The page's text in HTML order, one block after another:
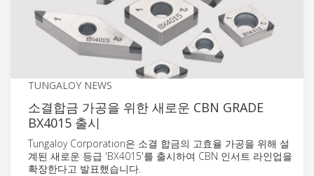
TUNGALOY NEWS
소결합금 가공을 위한 새로운 CBN GRADE
BX4015 출시
Tungaloy Corporation은 소결 합금의 고효율 가공을 위해 설
계된 새로운 등급 'BX4015'를 출시하여 CBN 인서트 라인업을
확장한다고 발표했습니다.